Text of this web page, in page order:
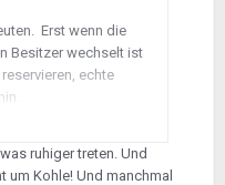
Erst wenn die
Besitzer wechselt ist
echte
ruhiger treten. Und
um Kohle! Und manchmal